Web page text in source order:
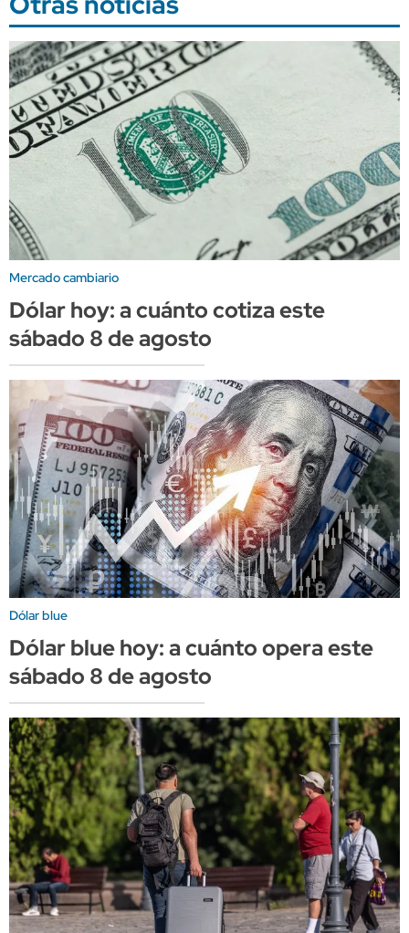
Mercado cambiario
Dólar hoy: a cuánto cotiza este
sábado 8 de agosto
Dólar blue
Dólar blue hoy: a cuánto opera este
sábado 8 de agosto